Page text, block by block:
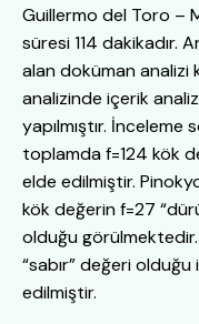
Guillermo del Toro –
süresi 114 dakikadır.
alan doküman analizi
analizinde içerik
yapılmıştır.
toplamda f=124 kök
elde edilmiştir.
kök değerin f=27
olduğu
“sabır” değeri
edilmiştir.